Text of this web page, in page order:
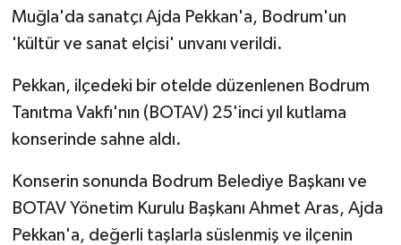
Muğla'da sanatçı Ajda Pekkan'a, Bodrum'un
'kültür ve sanat elçisi' unvanı verildi.
Pekkan, ilçedeki bir otelde düzenlenen Bodrum
Tanıtma Vakfı'nın (BOTAV) 25'inci yıl kutlama
konserinde sahne aldı.
Konserin sonunda Bodrum Belediye Başkanı ve
BOTAV Yönetim Kurulu Başkanı Ahmet Aras, Ajda
Pekkan'a, değerli taşlarla süslenmiş ve ilçenin